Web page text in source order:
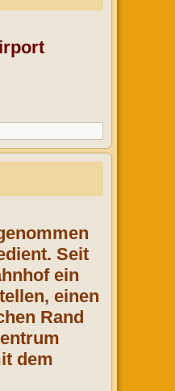
Seit
ein
einen
Rand
dem